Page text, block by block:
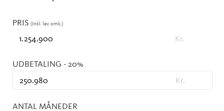
PRIS (Inkl. lev. omk.)
Kr.
UDBETALING - 20%
Kr.
ANTAL MÅNEDER